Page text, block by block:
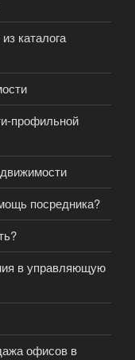
каталога
профильной
посредника?
в управляющую
офисов в